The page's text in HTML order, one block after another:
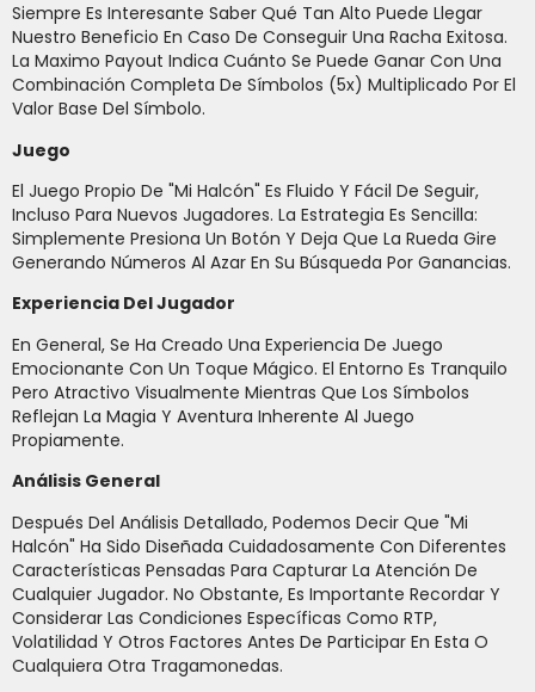
Siempre Es Interesante Saber Qué Tan Alto Puede Llegar
Nuestro Beneficio En Caso De Conseguir Una Racha Exitosa.
La Maximo Payout Indica Cuánto Se Puede Ganar Con Una
Combinación Completa De Símbolos (5x) Multiplicado Por El
Valor Base Del Símbolo.
Juego
El Juego Propio De "Mi Halcón" Es Fluido Y Fácil De Seguir,
Incluso Para Nuevos Jugadores. La Estrategia Es Sencilla:
Simplemente Presiona Un Botón Y Deja Que La Rueda Gire
Generando Números Al Azar En Su Búsqueda Por Ganancias.
Experiencia Del Jugador
En General, Se Ha Creado Una Experiencia De Juego
Emocionante Con Un Toque Mágico. El Entorno Es Tranquilo
Pero Atractivo Visualmente Mientras Que Los Símbolos
Reflejan La Magia Y Aventura Inherente Al Juego
Propiamente.
Análisis General
Después Del Análisis Detallado, Podemos Decir Que "Mi
Halcón" Ha Sido Diseñada Cuidadosamente Con Diferentes
Características Pensadas Para Capturar La Atención De
Cualquier Jugador. No Obstante, Es Importante Recordar Y
Considerar Las Condiciones Específicas Como RTP,
Volatilidad Y Otros Factores Antes De Participar En Esta O
Cualquiera Otra Tragamonedas.